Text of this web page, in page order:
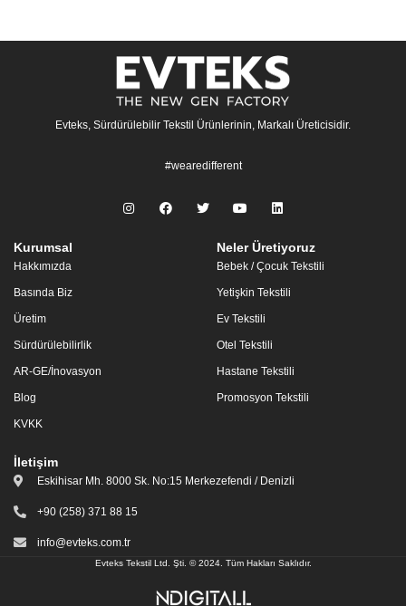
Evteks, Sürdürülebilir Tekstil Ürünlerinin, Markalı Üreticisidir.
#wearedifferent
Kurumsal
Hakkımızda
Basında Biz
Üretim
Sürdürülebilirlik
AR-GE/İnovasyon
Blog
KVKK
Neler Üretiyoruz
Bebek / Çocuk Tekstili
Yetişkin Tekstili
Ev Tekstili
Otel Tekstili
Hastane Tekstili
Promosyon Tekstili
İletişim
Eskihisar Mh. 8000 Sk. No:15 Merkezefendi / Denizli
+90 (258) 371 88 15
info@evteks.com.tr
Evteks Tekstil Ltd. Şti. © 2024. Tüm Hakları Saklıdır.